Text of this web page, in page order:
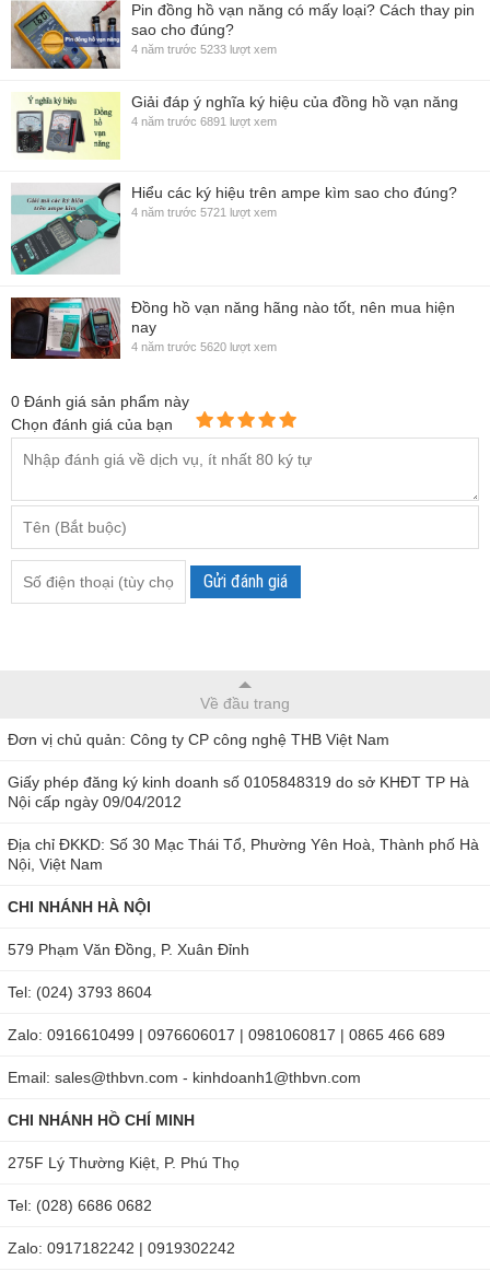
Pin đồng hồ vạn năng có mấy loại? Cách thay pin
sao cho đúng?
4 năm trước 5233 lượt xem
Giải đáp ý nghĩa ký hiệu của đồng hồ vạn năng
4 năm trước 6891 lượt xem
Hiểu các ký hiệu trên ampe kìm sao cho đúng?
4 năm trước 5721 lượt xem
Đồng hồ vạn năng hãng nào tốt, nên mua hiện
nay
4 năm trước 5620 lượt xem
0 Đánh giá sản phẩm này
Chọn đánh giá của bạn
Gửi đánh giá
Về đầu trang
Đơn vị chủ quản: Công ty CP công nghệ THB Việt Nam
Giấy phép đăng ký kinh doanh số 0105848319 do sở KHĐT TP Hà
Nội cấp ngày 09/04/2012
Địa chỉ ĐKKD: Số 30 Mạc Thái Tổ, Phường Yên Hoà, Thành phố Hà
Nội, Việt Nam
CHI NHÁNH HÀ NỘI
579 Phạm Văn Đồng, P. Xuân Đỉnh
Tel: (024) 3793 8604
Zalo: 0916610499 | 0976606017 | 0981060817 | 0865 466 689
Email: sales@thbvn.com - kinhdoanh1@thbvn.com
CHI NHÁNH HỒ CHÍ MINH
275F Lý Thường Kiệt, P. Phú Thọ
Tel: (028) 6686 0682
Zalo: 0917182242 | 0919302242